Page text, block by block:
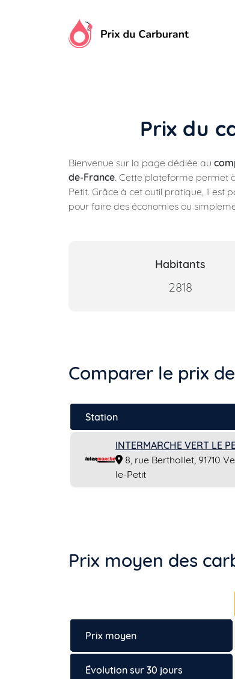
Prix du
Bienvenue sur la page dédiée au
de-France. Cette plateforme permet
Petit. Grâce à cet outil pratique, il est
pour faire des économies ou
Habitants
2818
Comparer le prix
Station
INTERMARCHE VERT LE
8, rue Berthollet, 91710
le-Petit
Prix moyen des
Prix moyen
Évolution sur 30 jours